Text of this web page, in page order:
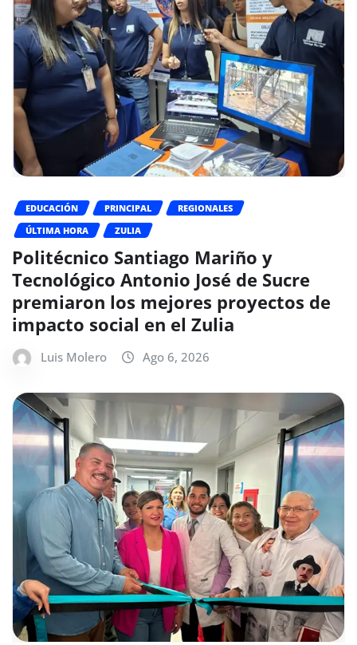
EDUCACIÓN PRINCIPAL
REGIONALES
ÚLTIMA HORA
ZULIA
Politécnico Santiago Mariño y
Tecnológico Antonio José de Sucre
premiaron los mejores proyectos de
impacto social en el Zulia
Luis Molero Ago 6, 2026